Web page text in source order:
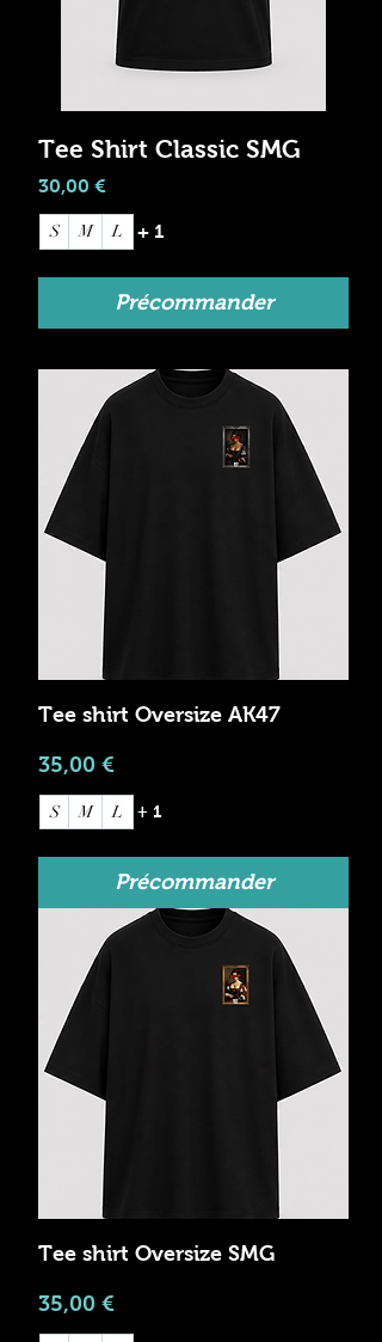
Tee Shirt Classic SMG
Prix
30,00 €
S M L + 1
Précommander
Tee shirt Oversize AK47
Prix
35,00 €
S M L + 1
Précommander
Tee shirt Oversize SMG
Prix
35,00 €